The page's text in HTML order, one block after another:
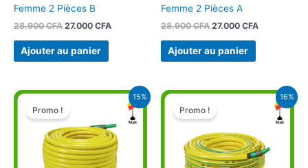
Femme 2 Pièces B
28.900CFA 27.000 CFA
Ajouter au panier
Femme 2 Pièces A
28.900CFA 27.000 CFA
Ajouter au panier
15%
Promo !
Le
initial
était :
16.500 CFA.
Le
actuel
est :
14.000 CFA.
16%
Promo !
Le
initial
15.500 CFA.
Le
actuel
13.000 CFA.